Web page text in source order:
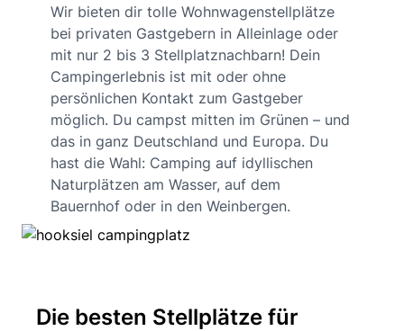
Wir bieten dir tolle Wohnwagenstellplätze
bei privaten Gastgebern in Alleinlage oder
mit nur 2 bis 3 Stellplatznachbarn! Dein
Campingerlebnis ist mit oder ohne
persönlichen Kontakt zum Gastgeber
möglich. Du campst mitten im Grünen – und
das in ganz Deutschland und Europa. Du
hast die Wahl: Camping auf idyllischen
Naturplätzen am Wasser, auf dem
Bauernhof oder in den Weinbergen.
Die besten Stellplätze für